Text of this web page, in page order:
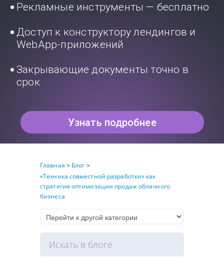
Рекламные инструменты — бесплатно
Доступ к конструктору лендингов и
WebApp-приложений
Закрывающие документы точно в
срок
Узнать подробнее
Главная > Блог >
«Техника совместной разработки» как
стратегия оптимизации продаж облачного
бизнеса